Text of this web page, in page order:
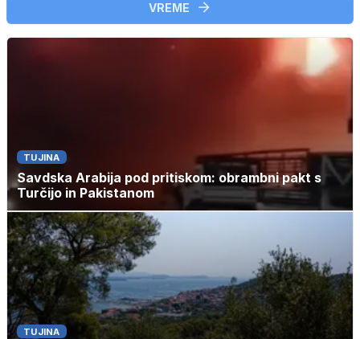
VREME
TUJINA
Savdska Arabija pod pritiskom: obrambni pakt s
Turčijo in Pakistanom
TUJINA